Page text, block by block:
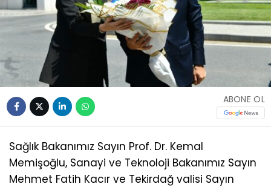
ABONE OL
Sağlık Bakanımız Sayın Prof. Dr. Kemal
Memişoğlu, Sanayi ve Teknoloji Bakanımız Sayın
Mehmet Fatih Kacır ve Tekirdağ valisi Sayın